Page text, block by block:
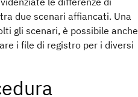
due scenari affiancati. Una
gli scenari, è possibile anche
i file di registro per i diversi